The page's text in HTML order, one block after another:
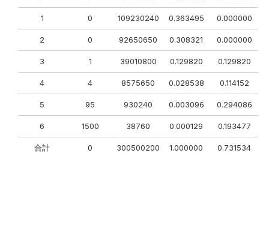
1 0 109230240 0.363495 0.000000
2 0 92650650 0.308321 0.000000
3 1 39010800 0.129820 0.129820
4 4 8575650 0.028538 0.114152
5 95 930240 0.003096 0.294086
6 1500 38760 0.000129 0.193477
合計 0 300500200 1.000000 0.731534